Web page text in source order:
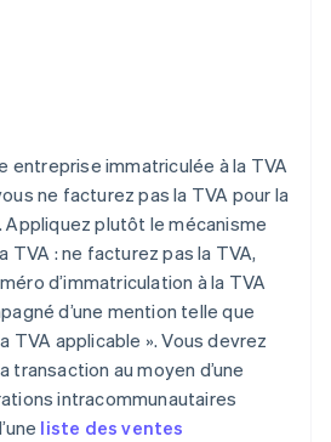
entreprise immatriculée à la TVA
ne facturez pas la TVA pour la
plutôt le mécanisme
TVA : ne facturez pas la TVA,
d’immatriculation à la TVA
d’une mention telle que
TVA applicable ». Vous devrez
transaction au moyen d’une
intracommunautaires
liste des ventes